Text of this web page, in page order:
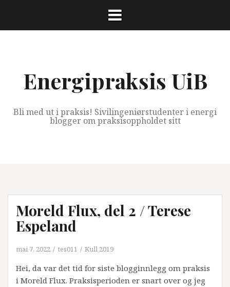
content
Energipraksis UiB
Bli med ut i praksis! Sivilingeniørstudenter i energi
blogger om praksisoppholdet sitt
Moreld Flux, del 2 / Terese
Espeland
mai 7, 2022 tes011 Kull 2019
Hei, da var det tid for siste blogginnlegg om praksis
i Moreld Flux. Praksisperioden er snart over og jeg